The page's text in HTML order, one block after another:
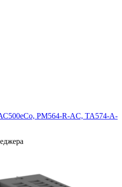
PM564-R-AC, TA574-A-